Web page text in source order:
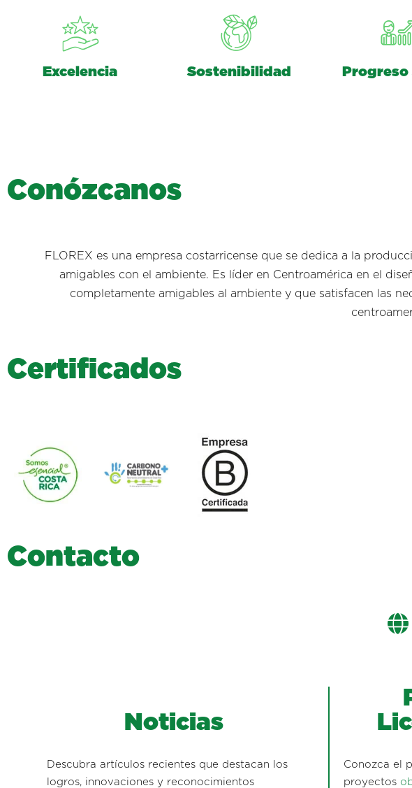
Excelencia Sostenibilidad Progreso
Conózcanos
FLOREX es una empresa costarricense que se dedica a la
amigables con el ambiente. Es líder en Centroamérica en el
completamente amigables al ambiente y que satisfacen las
Certificad os
Contacto
Noticias
Descubra artículos recientes que destacan los
logros, innovaciones y reconocimientos
Conozca el
proyectos